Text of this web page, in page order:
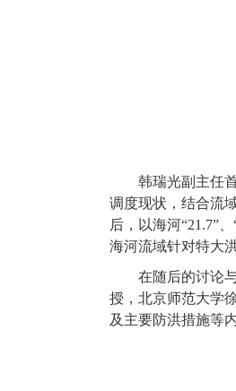
韩瑞光副主任
调度现状 ， 结合流
后，以海河“21.7”、
海河流域针对特大
在随后的讨论
授，北京师范大学
及主要防洪措施等